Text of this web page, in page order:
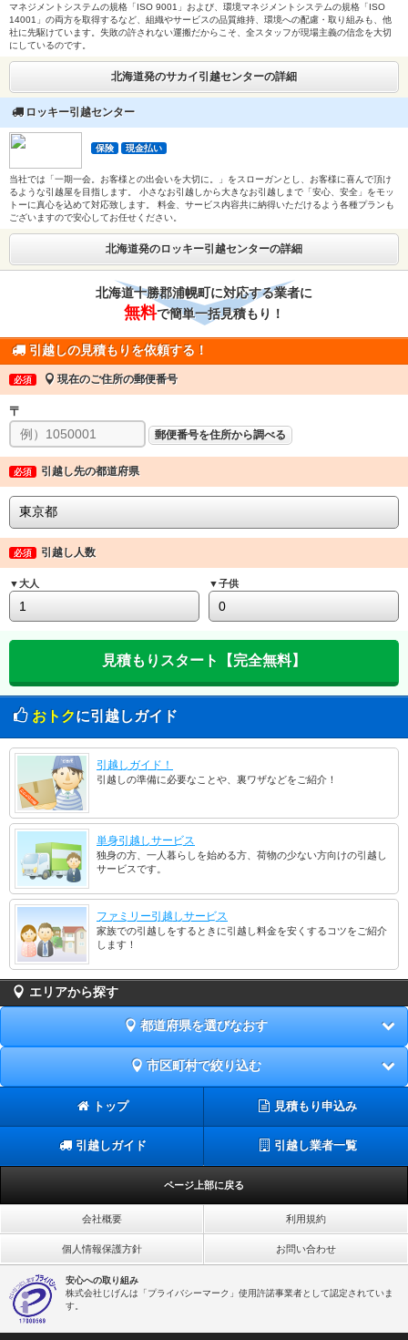
マネジメントシステムの規格「ISO 9001」および、環境マネジメントシステムの規格「ISO
14001」の両方を取得するなど、組織やサービスの品質維持、環境への配慮・取り組みも、他
社に先駆けています。失敗の許されない運搬だからこそ、全スタッフが現場主義の信念を大切
にしているのです。
北海道発のサカイ引越センターの詳細
ロッキー引越センター
保険 現金払い
当社では「一期一会。お客様との出会いを大切に。」をスローガンとし、お客様に喜んで頂け
るような引越屋を目指します。 小さなお引越しから大きなお引越しまで「安心、安全」をモッ
トーに真心を込めて対応致します。 料金、サービス内容共に納得いただけるよう各種プランも
ございますので安心してお任せください。
北海道発のロッキー引越センターの詳細
北海道十勝郡浦幌町に対応する業者に
無料で簡単一括見積もり！
引越しの見積もりを依頼する！
必須 現在のご住所の郵便番号
〒
郵便番号を住所から調べる
必須 引越し先の都道府県
必須 引越し人数
▼大人 ▼子供
おトクに引越しガイド
引越しガイド！
引越しの準備に必要なことや、裏ワザなどをご紹介！
単身引越しサービス
独身の方、一人暮らしを始める方、荷物の少ない方向けの引越し
サービスです。
ファミリー引越しサービス
家族での引越しをするときに引越し料金を安くするコツをご紹介
します！
エリアから探す
都道府県を選びなおす
市区町村で絞り込む
トップ 見積もり申込み
引越しガイド 引越し業者一覧
ページ上部に戻る
会社概要 利用規約
個人情報保護方針 お問い合わせ
安心への取り組み
株式会社じげんは「プライバシーマーク」使用許諾事業者として認定されていま
す。